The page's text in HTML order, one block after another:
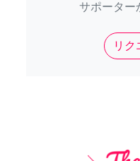
サポーター
リク